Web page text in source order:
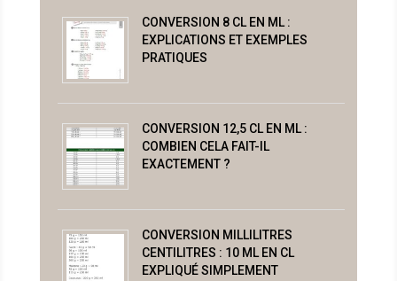
CONVERSION 8 CL EN ML :
EXPLICATIONS ET EXEMPLES
PRATIQUES
CONVERSION 12,5 CL EN ML :
COMBIEN CELA FAIT-IL
EXACTEMENT ?
CONVERSION MILLILITRES
CENTILITRES : 10 ML EN CL
EXPLIQUÉ SIMPLEMENT